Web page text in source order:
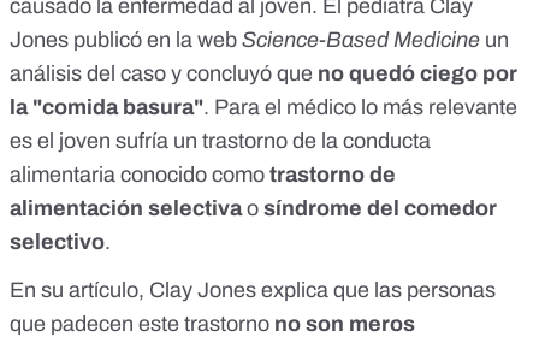
causado la enfermedad al joven. El pediatra Clay
Jones publicó en la web Science-Based Medicine un
análisis del caso y concluyó que no quedó ciego por
la "comida basura". Para el médico lo más relevante
es el joven sufría un trastorno de la conducta
alimentaria conocido como trastorno de
alimentación selectivao síndrome del comedor
selectivo.
En su artículo, Clay Jones explica que las personas
que padecen este trastorno no son meros